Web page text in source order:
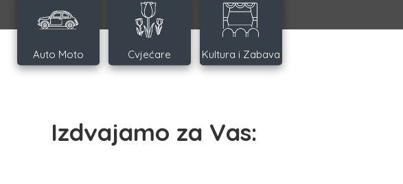
Auto Moto Cvjećare Kultura i Zabava
Izdvajamo za Vas: